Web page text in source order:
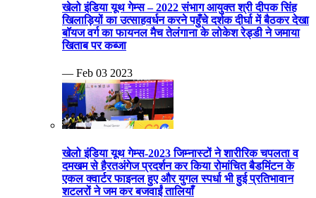
खेलो इंडिया यूथ गेम्स – 2022 संभाग आयुक्त श्री दीपक सिंह
खिलाड़ियों का उत्साहवर्धन करने पहुँचे दर्शक दीर्घा में बैठकर देखा
बॉयज वर्ग का फायनल मैच तेलंगाना के लोकेश रेड्डी ने जमाया
खिताब पर कब्जा
— Feb 03 2023
खेलो इंडिया यूथ गेम्स-2023 जिम्नास्टों ने शारीरिक चपलता व
दमखम से हैरतअंगेज प्रदर्शन कर किया रोमांचित बैडमिंटन के
एकल क्वार्टर फाइनल हुए और युगल स्पर्धा भी हुई प्रतिभावान
शटलरों ने जम कर बजवाईं तालियाँ